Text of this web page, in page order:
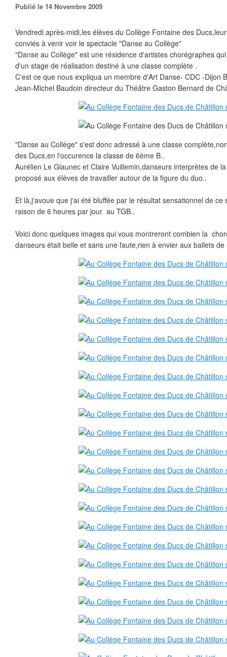
Publié le 14 Novembre 2009
Vendredi après-midi,les élèves du Collège Fontaine des
conviés à venir voir le spectacle "Danse au Collège"
"Danse au Collège" est une résidence d'artistes chorégraphes
d'un stage de réalisation destiné à une classe complète .
C'est ce que nous expliqua un membre d'Art Danse- CDC -Dijon
Jean-Michel Baudoin directeur du Théâtre Gaston Bernard de
"Danse au Collège" s'est donc adressé à une classe
des Ducs,en l'occurence la classe de 6ème B..
Aurélien Le Glaunec et Claire Vuillemin,danseurs interprètes de
proposé aux élèves de travailler autour de la figure du duo..
Et là,j'avoue que j'ai été bluffée par le résultat sensationnel de
raison de 6 heures par jour au TGB..
Voici donc quelques images qui vous montreront combien la
danseurs était belle et sans une faute,rien à envier aux ballets